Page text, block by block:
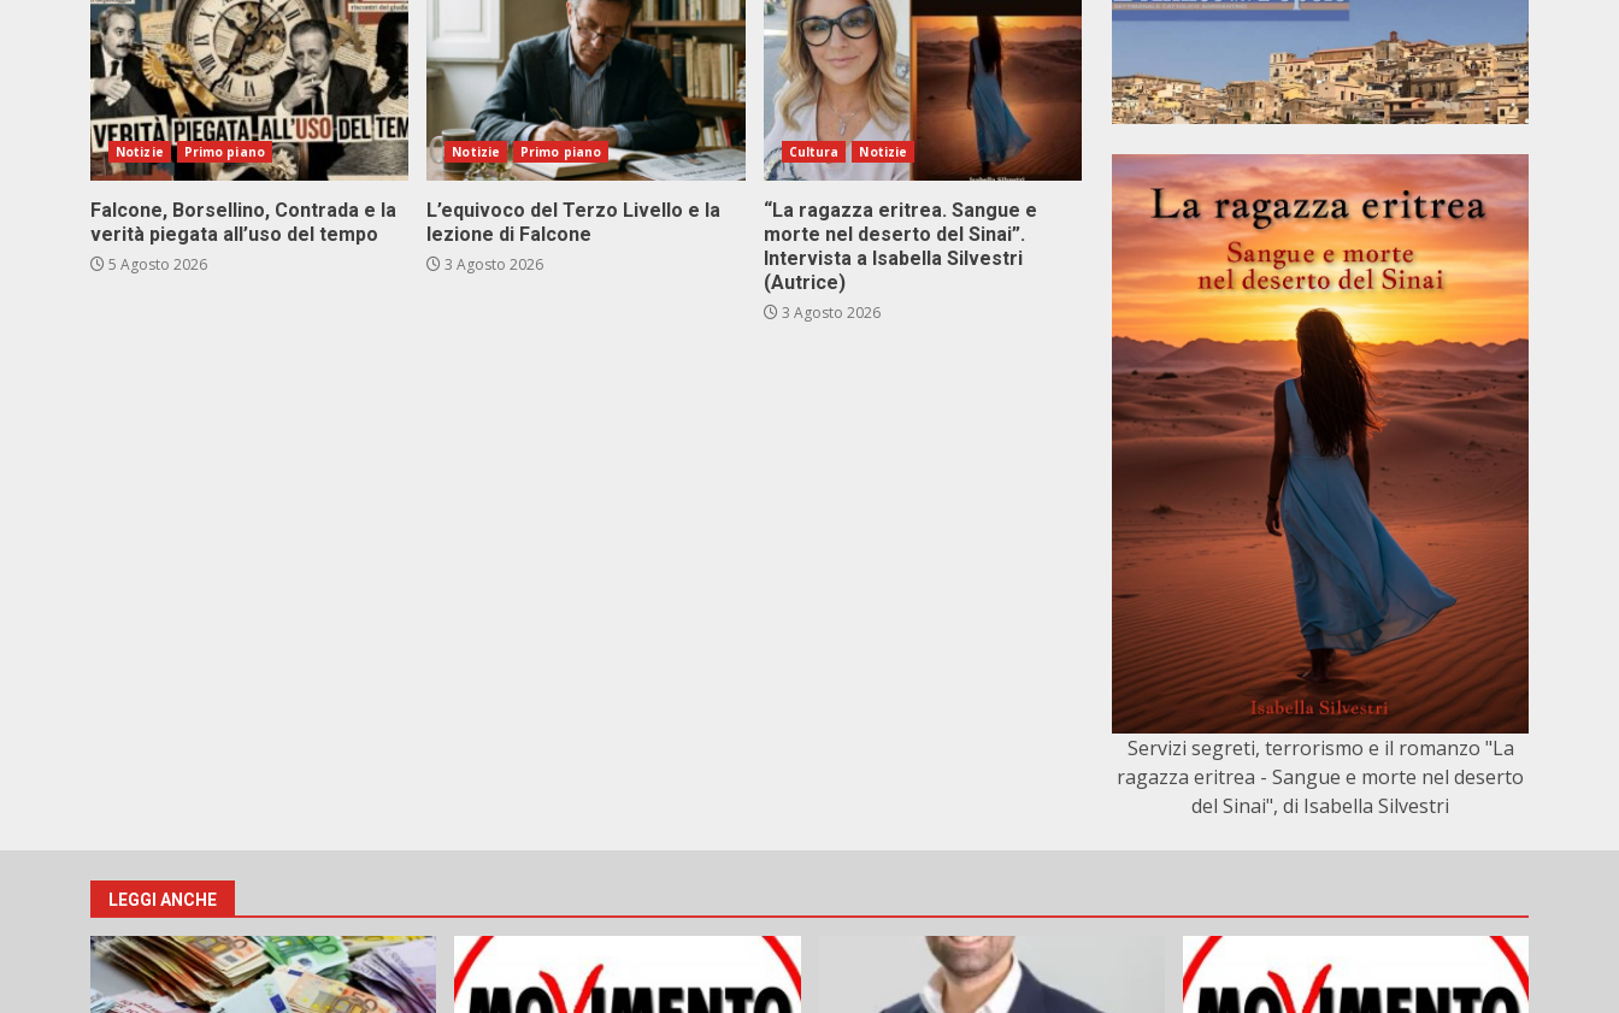
Notizie Primo piano
Falcone, Borsellino, Contrada e la
verità piegata all’uso del tempo
5 Agosto 2026
Notizie Primo piano
L’equivoco del Terzo Livello e la
lezione di Falcone
3 Agosto 2026
Cultura Notizie
“La ragazza eritrea. Sangue e
morte nel deserto del Sinai”.
Intervista a Isabella Silvestri
(Autrice)
3 Agosto 2026
Servizi segreti, terrorismo e il romanzo "La
ragazza eritrea - Sangue e morte nel deserto
del Sinai", di Isabella Silvestri
LEGGI ANCHE